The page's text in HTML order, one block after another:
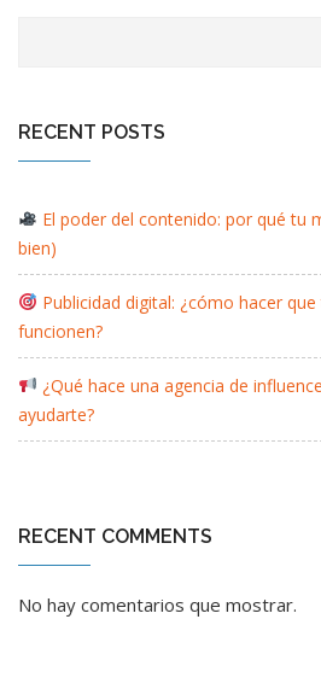
RECENT POSTS
El poder del contenido: por qué tu
bien)
Publicidad digital: ¿cómo hacer
funcionen?
¿Qué hace una agencia de
ayudarte?
RECENT COMMENTS
No hay comentarios que mostrar.